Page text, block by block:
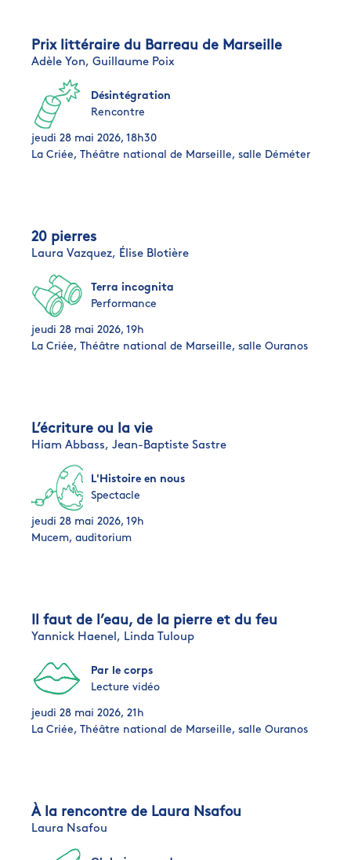
Prix littéraire du Barreau de Marseille
Adèle Yon, Guillaume Poix
Désintégration
Rencontre
jeudi 28 mai 2026, 18h30
La Criée, Théâtre national de Marseille, salle Déméter
20 pierres
Laura Vazquez, Élise Blotière
Terra incognita
Performance
jeudi 28 mai 2026, 19h
La Criée, Théâtre national de Marseille, salle Ouranos
L’écriture ou la vie
Hiam Abbass, Jean-Baptiste Sastre
L'Histoire en nous
Spectacle
jeudi 28 mai 2026, 19h
Mucem, auditorium
Il faut de l’eau, de la pierre et du feu
Yannick Haenel, Linda Tuloup
Par le corps
Lecture vidéo
jeudi 28 mai 2026, 21h
La Criée, Théâtre national de Marseille, salle Ouranos
À la rencontre de Laura Nsafou
Laura Nsafou